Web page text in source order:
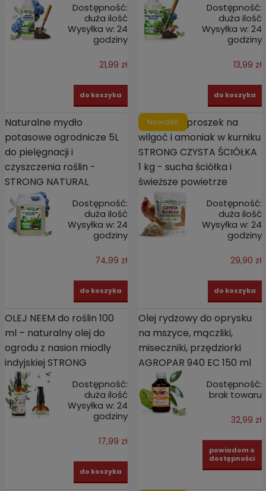
Dostępność:
duża ilość
Wysyłka w: 24
godziny
21,99 zł
do koszyka
Dostępność:
duża ilość
Wysyłka w: 24
godziny
13,99 zł
do koszyka
Naturalne mydło
potasowe ogrodnicze 5L
do pielęgnacji i
czyszczenia roślin -
STRONG NATURAL
Dostępność:
duża ilość
Wysyłka w: 24
godziny
74,99 zł
do koszyka
Naturalny proszek na
wilgoć i amoniak w kurniku
STRONG CZYSTA ŚCIÓŁKA
1 kg - sucha ściółka i
świeższe powietrze
Dostępność:
duża ilość
Wysyłka w: 24
godziny
29,90 zł
do koszyka
Nowość
OLEJ NEEM do roślin 100
ml – naturalny olej do
ogrodu z nasion miodly
indyjskiej STRONG
Dostępność:
duża ilość
Wysyłka w: 24
godziny
17,99 zł
do koszyka
Olej rydzowy do oprysku
na mszyce, mączliki,
miseczniki, przędziorki
AGROPAR 940 EC 150 ml
Dostępność:
brak towaru
32,99 zł
powiadom o
dostępności